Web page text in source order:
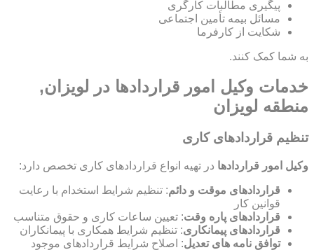
پیگیری مطالبات کارگری
مسائل بیمه تأمین اجتماعی
شکایت از کارفرما
به شما کمک کنند.
خدمات وکیل امور قراردادها در لویزان,
منطقه لویزان
تنظیم قراردادهای کاری
وکیل امور قراردادها در تهیه انواع قراردادهای کاری تخصص دارد:
قراردادهای موقت و دائم: تنظیم شرایط استخدام با رعایت
قوانین کار
قراردادهای پاره وقت: تعیین ساعات کاری و حقوق متناسب
قراردادهای پیمانکاری: تنظیم شرایط همکاری با پیمانکاران
توافق نامه های تعدیل: اصلاح شرایط قراردادهای موجود